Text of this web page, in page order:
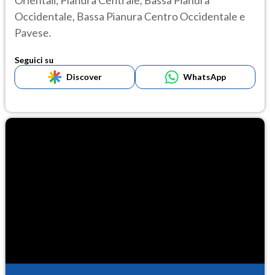
Occidentale, Bassa Pianura Centro Occidentale e
Pavese.
Seguici su
Discover
WhatsApp